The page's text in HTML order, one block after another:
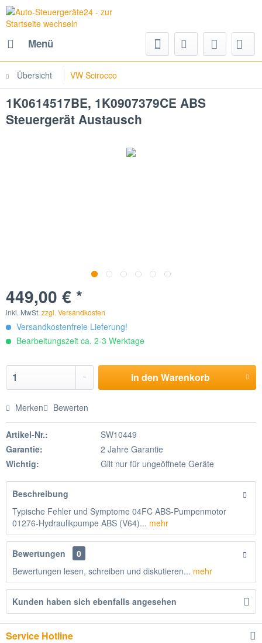
Menü
Übersicht VW Scirocco
1K0614517BE, 1K0907379CE ABS
Steuergerät Austausch
449,00 € *
inkl. MwSt. zzgl. Versandkosten
Versandkostenfreie Lieferung!
Bearbeitungszeit ca. 2-3 Werktage
In den Warenkorb
Merken Bewerten
Artikel-Nr.:
SW10449
Garantie:
2 Jahre Garantie
Wichtig:
Gilt nur für ungeöffnete Geräte
Beschreibung
Typische Fehler und Symptome 04FC ABS-Pumpenmotor
01276-Hydraulikpumpe ABS (V64)... mehr
Bewertungen
0
Bewertungen lesen, schreiben und diskutieren... mehr
Kunden haben sich ebenfalls angesehen
Service Hotline